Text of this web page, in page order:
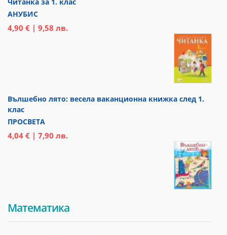
АНУБИС
4,90 € | 9,58 лв.
Вълшебно лято: весела ваканционна книжка след 1.
клас
ПРОСВЕТА
4,04 € | 7,90 лв.
Математика